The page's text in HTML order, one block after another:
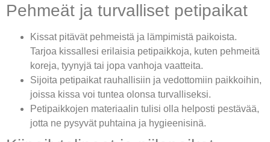
Pehmeät ja turvalliset petipaikat
Kissat pitävät pehmeistä ja lämpimistä paikoista.
Tarjoa kissallesi erilaisia petipaikkoja, kuten pehmeitä
koreja, tyynyjä tai jopa vanhoja vaatteita.
Sijoita petipaikat rauhallisiin ja vedottomiin paikkoihin,
joissa kissa voi tuntea olonsa turvalliseksi.
Petipaikkojen materiaalin tulisi olla helposti pestävää,
jotta ne pysyvät puhtaina ja hygieenisinä.